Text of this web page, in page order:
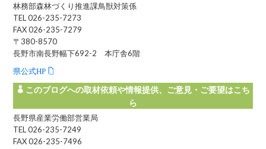
林務部森林づくり推進課鳥獣対策係
TEL 026-235-7273
FAX 026-235-7279
〒380-8570
長野市南長野幅下692-2 本庁舎6階
県公式HP
このブログへの取材依頼や情報提供、ご意見・ご要望はこち
ら
長野県産業労働部営業局
TEL 026-235-7249
FAX 026-235-7496